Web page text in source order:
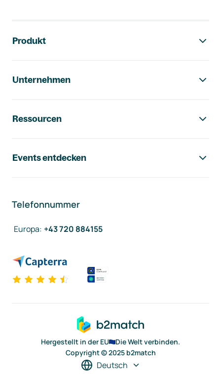
Produkt
Unternehmen
Ressourcen
Events entdecken
Telefonnummer
Europa: +43 720 884155
Hergestellt in der EU
Die Welt verbinden.
Copyright © 2025 b2match
Deutsch